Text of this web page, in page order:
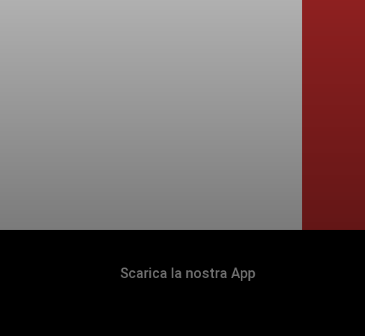
Scarica la nostra App